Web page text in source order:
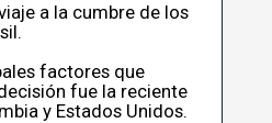
a la cumbre de los
factores que
fue la reciente
y Estados Unidos.